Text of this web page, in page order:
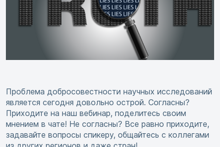
Проблема добросовестности научных исследований
является сегодня довольно острой. Согласны?
Приходите на наш вебинар, поделитесь своим
мнением в чате! Не согласны? Все равно приходите,
задавайте вопросы спикеру, общайтесь с коллегами